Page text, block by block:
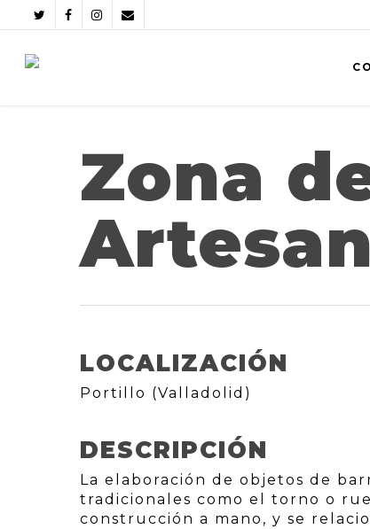
Zona
LOCALIZACIÓN
Portillo (Valladolid)
DESCRIPCIÓN
La elaboración de objetos de
tradicionales como el torno o
construcción a mano, y se